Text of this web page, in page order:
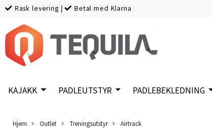
Rask levering | Betal med Klarna
KAJAKK PADLEUTSTYR PADLEBEKLEDNING
Hjem Outlet Treningsutstyr Airtrack